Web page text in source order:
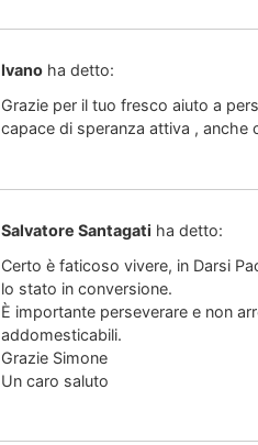
Ivano ha detto:
Grazie per il tuo fresco aiuto a
capace di speranza attiva , anche
Salvatore Santagati ha detto:
Certo è faticoso vivere, in Darsi
lo stato in conversione.
È importante perseverare e non
addomesticabili.
Grazie Simone
Un caro saluto